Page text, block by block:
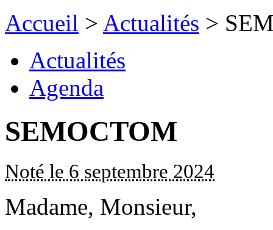
Accueil > Actualités >
Actualités
Agenda
SEMOCTOM
Noté le 6 septembre 2024
Madame, Monsieur,